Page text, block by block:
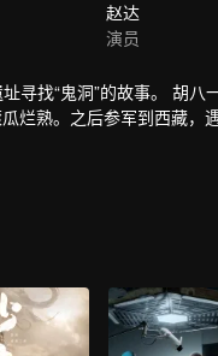
寻找“鬼洞”的故事。 胡八
熟。之后参军到西藏，
新疆考古的考古队。一
位先知的掌控之中。